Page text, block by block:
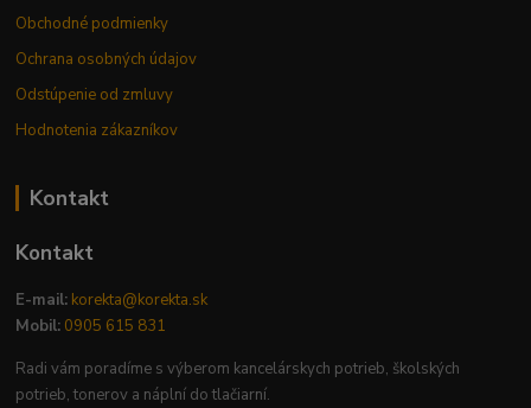
Obchodné podmienky
Ochrana osobných údajov
Odstúpenie od zmluvy
Hodnotenia zákazníkov
Kontakt
Kontakt
E-mail: korekta@korekta.sk
Mobil: 0905 615 831
Radi vám poradíme s výberom kancelárskych potrieb, školských
potrieb, tonerov a náplní do tlačiarní.